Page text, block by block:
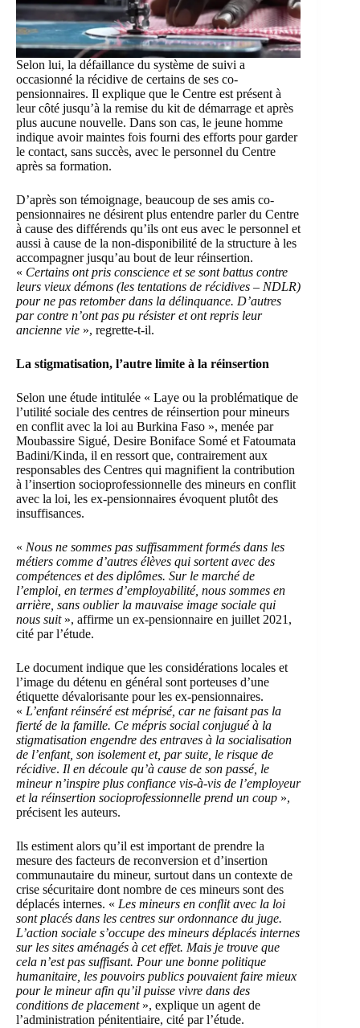
Selon lui, la défaillance du système de suivi a
occasionné la récidive de certains de ses co-
pensionnaires. Il explique que le Centre est présent à
leur côté jusqu’à la remise du kit de démarrage et après
plus aucune nouvelle. Dans son cas, le jeune homme
indique avoir maintes fois fourni des efforts pour garder
le contact, sans succès, avec le personnel du Centre
après sa formation.
D’après son témoignage, beaucoup de ses amis co-
pensionnaires ne désirent plus entendre parler du Centre
à cause des différends qu’ils ont eus avec le personnel et
aussi à cause de la non-disponibilité de la structure à les
accompagner jusqu’au bout de leur réinsertion.
« Certains ont pris conscience et se sont battus contre
leurs vieux démons (les tentations de récidives – NDLR)
pour ne pas retomber dans la délinquance. D’autres
par contre n’ont pas pu résister et ont repris leur
ancienne vie », regrette-t-il.
La stigmatisation, l’autre limite à la réinsertion
Selon une étude intitulée « Laye ou la problématique de
l’utilité sociale des centres de réinsertion pour mineurs
en conflit avec la loi au Burkina Faso », menée par
Moubassire Sigué, Desire Boniface Somé et Fatoumata
Badini/Kinda, il en ressort que, contrairement aux
responsables des Centres qui magnifient la contribution
à l’insertion socioprofessionnelle des mineurs en conflit
avec la loi, les ex-pensionnaires évoquent plutôt des
insuffisances.
« Nous ne sommes pas suffisamment formés dans les
métiers comme d’autres élèves qui sortent avec des
compétences et des diplômes. Sur le marché de
l’emploi, en termes d’employabilité, nous sommes en
arrière, sans oublier la mauvaise image sociale qui
nous suit», affirme un ex-pensionnaire en juillet 2021,
cité par l’étude.
Le document indique que les considérations locales et
l’image du détenu en général sont porteuses d’une
étiquette dévalorisante pour les ex-pensionnaires.
« L’enfant réinséré est méprisé, car ne faisant pas la
fierté de la famille. Ce mépris social conjugué à la
stigmatisation engendre des entraves à la socialisation
de l’enfant, son isolement et, par suite, le risque de
récidive. Il en découle qu’à cause de son passé, le
mineur n’inspire plus confiance vis-à-vis de l’employeur
et la réinsertion socioprofessionnelle prend un coup »,
précisent les auteurs.
Ils estiment alors qu’il est important de prendre la
mesure des facteurs de reconversion et d’insertion
communautaire du mineur, surtout dans un contexte de
crise sécuritaire dont nombre de ces mineurs sont des
déplacés internes. « Les mineurs en conflit avec la loi
sont placés dans les centres sur ordonnance du juge.
L’action sociale s’occupe des mineurs déplacés internes
sur les sites aménagés à cet effet. Mais je trouve que
cela n’est pas suffisant. Pour une bonne politique
humanitaire, les pouvoirs publics pouvaient faire mieux
pour le mineur afin qu’il puisse vivre dans des
conditions de placement», explique un agent de
l’administration pénitentiaire, cité par l’étude.